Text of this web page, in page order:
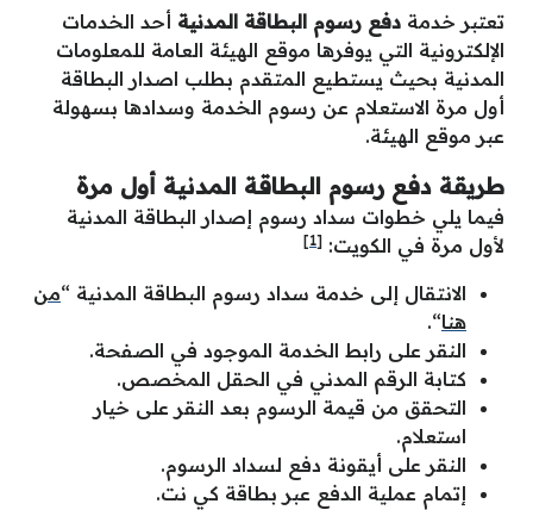
تعتبر خدمة دفع رسوم البطاقة المدنية أحد الخدمات
الإلكترونية التي يوفرها موقع الهيئة العامة للمعلومات
المدنية بحيث يستطيع المتقدم بطلب اصدار البطاقة
أول مرة الاستعلام عن رسوم الخدمة وسدادها بسهولة
عبر موقع الهيئة.
طريقة دفع رسوم البطاقة المدنية أول مرة
فيما يلي خطوات سداد رسوم إصدار البطاقة المدنية
لأول مرة في الكويت: [1]
الانتقال إلى خدمة سداد رسوم البطاقة المدنية “من
هنا“.
النقر على رابط الخدمة الموجود في الصفحة.
كتابة الرقم المدني في الحقل المخصص.
التحقق من قيمة الرسوم بعد النقر على خيار
استعلام.
النقر على أيقونة دفع لسداد الرسوم.
إتمام عملية الدفع عبر بطاقة كي نت.